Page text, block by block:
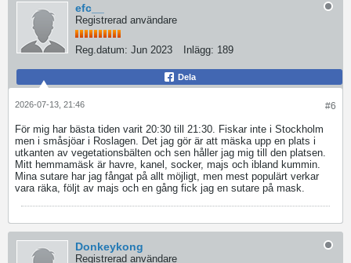
efc__
Registrerad användare
Reg.datum: Jun 2023 Inlägg: 189
Dela
#6
2026-07-13, 21:46
För mig har bästa tiden varit 20:30 till 21:30. Fiskar inte i Stockholm
men i småsjöar i Roslagen. Det jag gör är att mäska upp en plats i
utkanten av vegetationsbälten och sen håller jag mig till den platsen.
Mitt hemmamäsk är havre, kanel, socker, majs och ibland kummin.
Mina sutare har jag fångat på allt möjligt, men mest populärt verkar
vara räka, följt av majs och en gång fick jag en sutare på mask.
Donkeykong
Registrerad användare